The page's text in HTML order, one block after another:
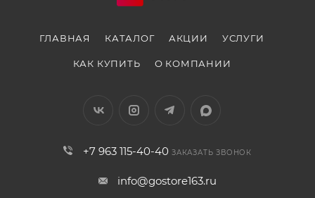
ГЛАВНАЯ КАТАЛОГ АКЦИИ УСЛУГИ
КАК КУПИТЬ О КОМПАНИИ
+7 963 115-40-40 ЗАКАЗАТЬ ЗВОНОК
info@gostore163.ru